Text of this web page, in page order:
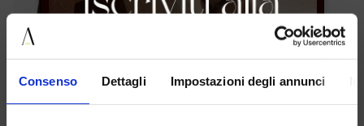
Consenso Dettagli Impostazioni degli annunci